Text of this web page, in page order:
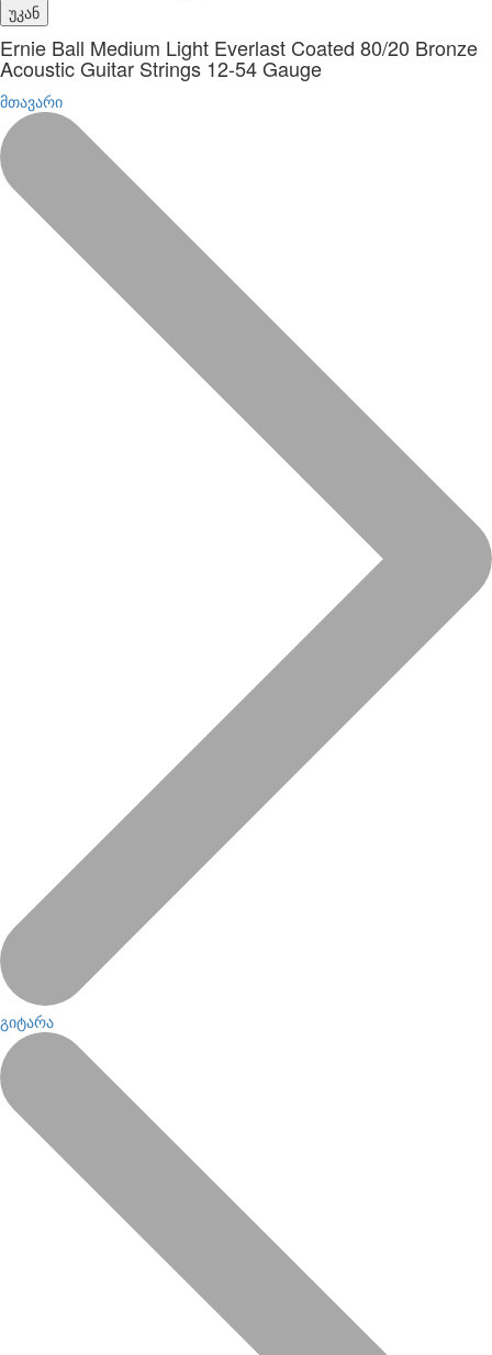
უკან
Ernie Ball Medium Light Everlast Coated 80/20 Bronze
Acoustic Guitar Strings 12-54 Gauge
მთავარი
გიტარა